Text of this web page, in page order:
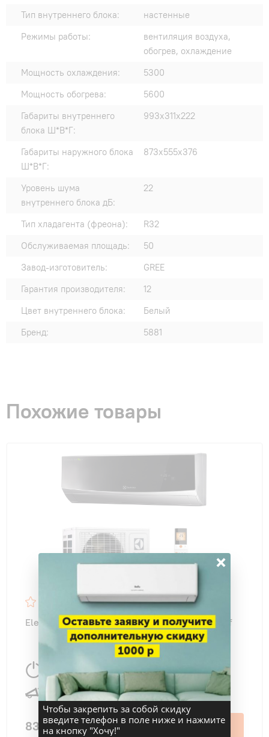
Тип внутреннего блока:
настенные
Режимы работы:
вентиляция воздуха,
обогрев, охлаждение
Мощность охлаждения:
5300
Мощность обогрева:
5600
Габариты внутреннего
блока Ш*В*Г:
993x311x222
Габариты наружного блока
Ш*В*Г:
873x555x376
Уровень шума
внутреннего блока дБ:
22
Тип хладагента (фреона):
R32
Обслуживаемая площадь:
50
Завод-изготовитель:
GREE
Гарантия производителя:
12
Цвет внутреннего блока:
Белый
Бренд:
5881
Похожие товары
Electrolux EACS-18HG-B2/N3 AIR GATE 2 on/off
5300 Вт 50 м
33 дБ
83 490 ₽ В корзину
×
Чтобы закрепить за собой скидку
введите телефон в поле ниже и нажмите
на кнопку "Хочу!"